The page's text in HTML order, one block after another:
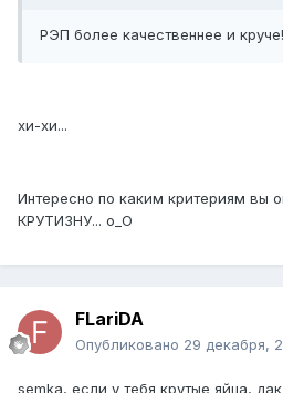
РЭП более качественнее и круче!
хи-хи...
Интересно по каким критериям вы
КРУТИЗНУ... о_О
FLariDA
Опубликовано 29 декабря,
semka, если у тебя крутые яйца,